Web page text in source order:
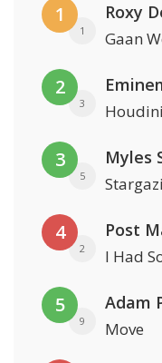
1
1
Roxy
Gaan
2
3 Houdini
3
5
Myles
4
2
Post
I Had
5
9
Adam
Move